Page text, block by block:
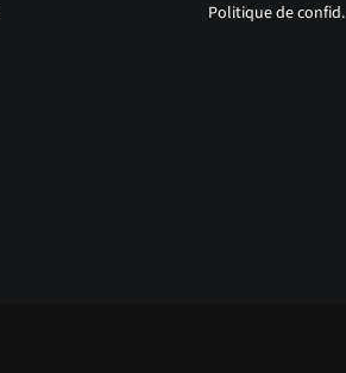
Politique de confid.